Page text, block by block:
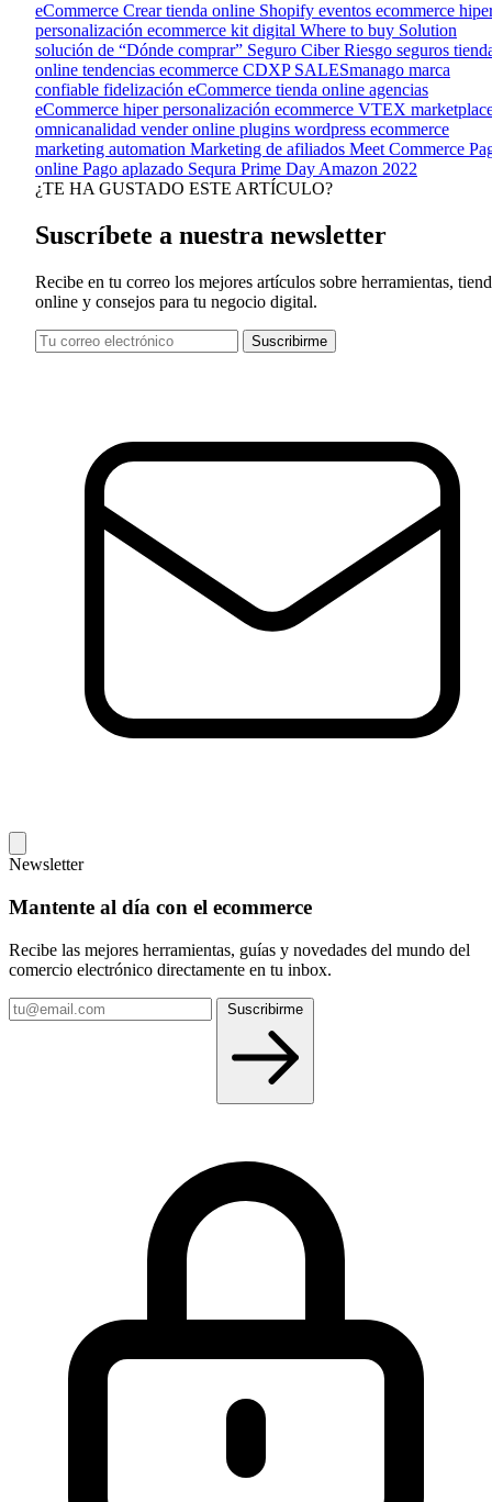
eCommerce Crear tienda online Shopify eventos ecommerce
personalización ecommerce kit digital Where to buy Solution
solución de “Dónde comprar” Seguro Ciber Riesgo seguros
online tendencias ecommerce CDXP SALESmanago marca
confiable fidelización eCommerce tienda online agencias
eCommerce hiper personalización ecommerce VTEX
omnicanalidad vender online plugins wordpress ecommerce
marketing automation Marketing de afiliados Meet Commerce
online Pago aplazado Sequra Prime Day Amazon 2022
¿TE HA GUSTADO ESTE ARTÍCULO?
Suscríbete a nuestra newsletter
Recibe en tu correo los mejores artículos sobre herramientas,
online y consejos para tu negocio digital.
Suscribirme
Newsletter
Mantente al día con el ecommerce
Recibe las mejores herramientas, guías y novedades del mundo del
comercio electrónico directamente en tu inbox.
Tu
email
Suscribirme